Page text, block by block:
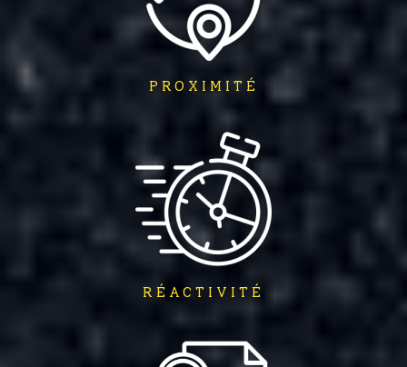
PROXIMITÉ
RÉACTIVITÉ